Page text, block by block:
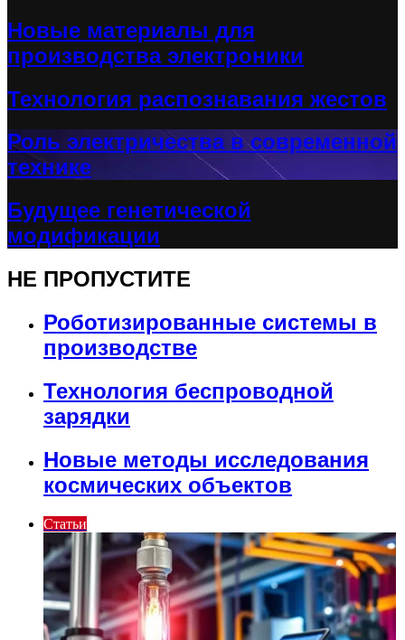
Новые материалы для
производства электроники
Технология распознавания жестов
Роль электричества в современной
технике
Будущее генетической
модификации
НЕ ПРОПУСТИТЕ
Роботизированные системы в
производстве
Технология беспроводной
зарядки
Новые методы исследования
космических объектов
Статьи